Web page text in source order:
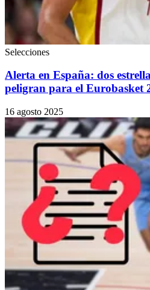
Selecciones
Alerta en España: dos
peligran para el Eurobasket
16 agosto 2025